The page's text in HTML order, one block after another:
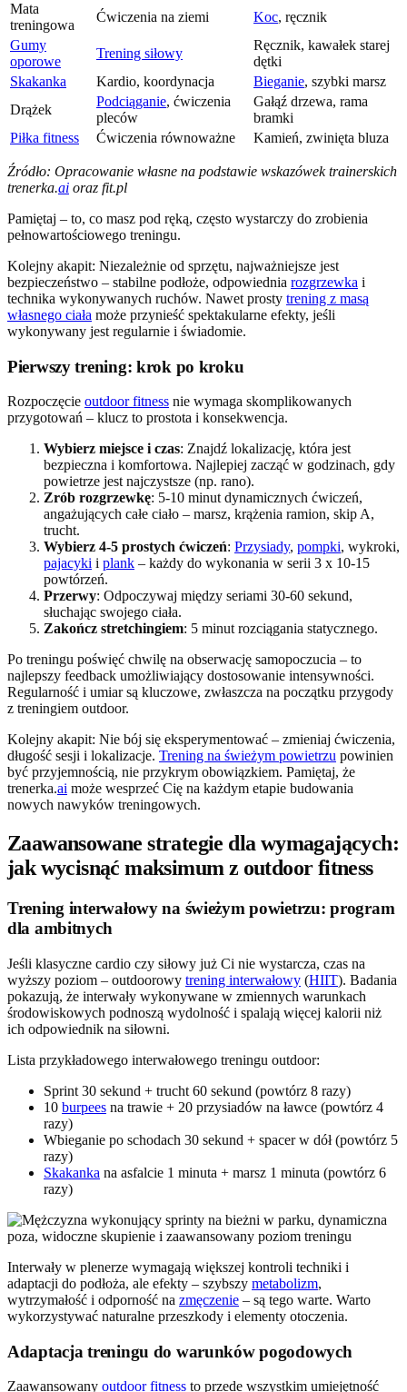
Mata
treningowa
Ćwiczenia na ziemi Koc, ręcznik
Gumy
oporowe
Trening siłowy
Ręcznik, kawałek starej
dętki
Skakanka
Kardio, koordynacja Bieganie, szybki marsz
Drążek
Podciąganie, ćwiczenia
pleców
Gałąź drzewa, rama
bramki
Piłka fitness
Ćwiczenia równoważne Kamień, zwinięta bluza
Źródło: Opracowanie własne na podstawie wskazówek trainerskich
trenerka.ai oraz fit.pl
Pamiętaj – to, co masz pod ręką, często wystarczy do zrobienia
pełnowartościowego treningu.
Kolejny akapit: Niezależnie od sprzętu, najważniejsze jest
bezpieczeństwo – stabilne podłoże, odpowiednia rozgrzewka i
technika wykonywanych ruchów. Nawet prosty trening z masą
własnego ciała może przynieść spektakularne efekty, jeśli
wykonywany jest regularnie i świadomie.
Pierwszy trening: krok po kroku
Rozpoczęcie outdoor fitness nie wymaga skomplikowanych
przygotowań – klucz to prostota i konsekwencja.
Wybierz miejsce i czas: Znajdź lokalizację, która jest
bezpieczna i komfortowa. Najlepiej zacząć w godzinach, gdy
powietrze jest najczystsze (np. rano).
Zrób rozgrzewkę: 5-10 minut dynamicznych ćwiczeń,
angażujących całe ciało – marsz, krążenia ramion, skip A,
trucht.
Wybierz 4-5 prostych ćwiczeń: Przysiady, pompki, wykroki,
pajacyki i plank – każdy do wykonania w serii 3 x 10-15
powtórzeń.
Przerwy: Odpoczywaj między seriami 30-60 sekund,
słuchając swojego ciała.
Zakończ stretchingiem: 5 minut rozciągania statycznego.
Po treningu poświęć chwilę na obserwację samopoczucia – to
najlepszy feedback umożliwiający dostosowanie intensywności.
Regularność i umiar są kluczowe, zwłaszcza na początku przygody
z treningiem outdoor.
Kolejny akapit: Nie bój się eksperymentować – zmieniaj ćwiczenia,
długość sesji i lokalizacje. Trening na świeżym powietrzu powinien
być przyjemnością, nie przykrym obowiązkiem. Pamiętaj, że
trenerka.ai może wesprzeć Cię na każdym etapie budowania
nowych nawyków treningowych.
Zaawansowane strategie dla wymagających:
jak wycisnąć maksimum z outdoor fitness
Trening interwałowy na świeżym powietrzu: program
dla ambitnych
Jeśli klasyczne cardio czy siłowy już Ci nie wystarcza, czas na
wyższy poziom – outdoorowy trening interwałowy (HIIT). Badania
pokazują, że interwały wykonywane w zmiennych warunkach
środowiskowych podnoszą wydolność i spalają więcej kalorii niż
ich odpowiednik na siłowni.
Lista przykładowego interwałowego treningu outdoor:
Sprint 30 sekund + trucht 60 sekund (powtórz 8 razy)
10 burpees na trawie + 20 przysiadów na ławce (powtórz 4
razy)
Wbieganie po schodach 30 sekund + spacer w dół (powtórz 5
razy)
Skakanka na asfalcie 1 minuta + marsz 1 minuta (powtórz 6
razy)
Interwały w plenerze wymagają większej kontroli techniki i
adaptacji do podłoża, ale efekty – szybszy metabolizm,
wytrzymałość i odporność na zmęczenie – są tego warte. Warto
wykorzystywać naturalne przeszkody i elementy otoczenia.
Adaptacja treningu do warunków pogodowych
Zaawansowany outdoor fitness to przede wszystkim umiejętność